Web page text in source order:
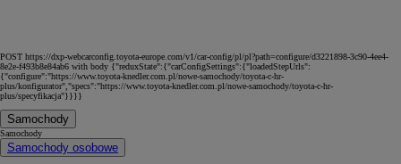
POST https://dxp-webcarconfig.toyota-europe.com/v1/car-config/pl/pl?path=configure/d3221898-3c90-4ee4-
8e2e-f493b8e84ab6 with body {"reduxState":{"carConfigSettings":{"loadedStepUrls":
{"configure":"https://www.toyota-knedler.com.pl/nowe-samochody/toyota-c-hr-
plus/konfigurator","specs":"https://www.toyota-knedler.com.pl/nowe-samochody/toyota-c-hr-
plus/specyfikacja"}}}}
Samochody
Samochody
Samochody osobowe